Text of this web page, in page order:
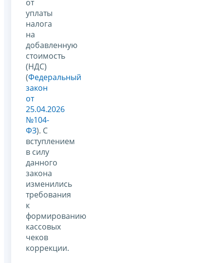
от
уплаты
налога
на
добавленную
стоимость
(НДС)
(Федеральный
закон
от
25.04.2026
№104-
ФЗ). С
вступлением
в силу
данного
закона
изменились
требования
к
формированию
кассовых
чеков
коррекции.